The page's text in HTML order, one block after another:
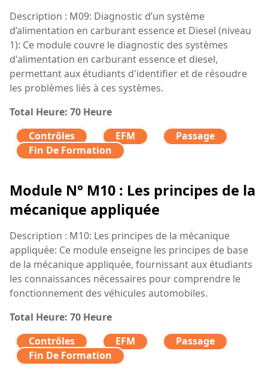
Description : M09: Diagnostic d’un système
d’alimentation en carburant essence et Diesel (niveau
1): Ce module couvre le diagnostic des systèmes
d'alimentation en carburant essence et diesel,
permettant aux étudiants d'identifier et de résoudre
les problèmes liés à ces systèmes.
Total Heure: 70 Heure
Contrôles
EFM
Passage
Fin De Formation
Module N° M10 : Les principes de la
mécanique appliquée
Description : M10: Les principes de la mécanique
appliquée: Ce module enseigne les principes de base
de la mécanique appliquée, fournissant aux étudiants
les connaissances nécessaires pour comprendre le
fonctionnement des véhicules automobiles.
Total Heure: 70 Heure
Contrôles
EFM
Passage
Fin De Formation